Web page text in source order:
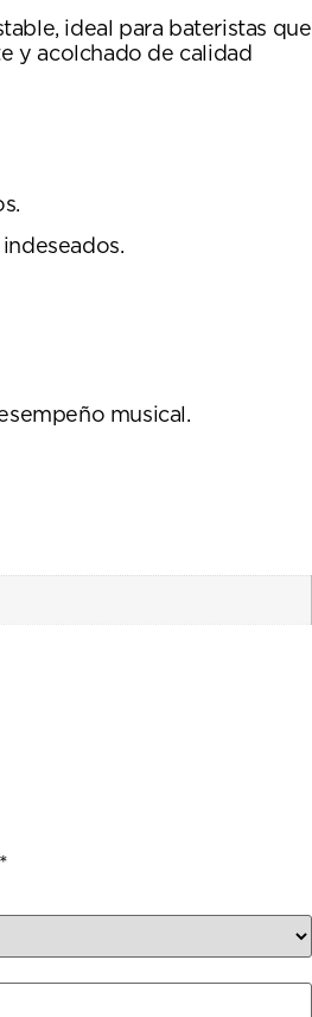
ideal para bateristas que
y acolchado de calidad
musical.
*